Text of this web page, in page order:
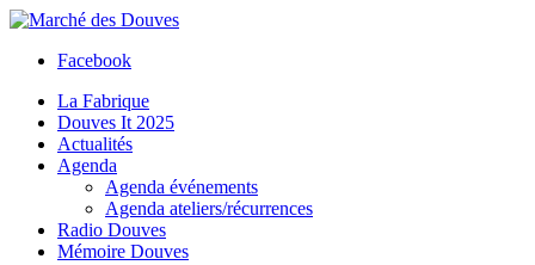
Facebook
La Fabrique
Douves It 2025
Actualités
Agenda
Agenda événements
Agenda ateliers/récurrences
Radio Douves
Mémoire Douves